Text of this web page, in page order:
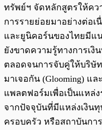
ทรัพย์ฯ จัดหลักสูตรให้คว
การรายย่อยมาอย่างต่อเ
และยูนิคอร์นของไทยมีแ
ยังขาดความรู้ทางการเงิ
ตลอดจนการจับคู่ให้บริษั
มาเจอกัน (Glooming) แ
แพลตฟอร์มเพื่อเป็นแหล่
จากปัจจุบันที่มีแหล่งเงิน
ครอบครัว หรือสถาบันกา